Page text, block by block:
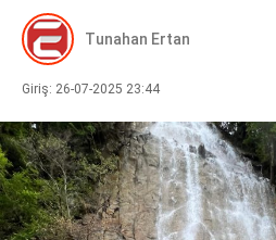
MAGAZIN
SIYASET
SAĞLIK
TEKNOLOJI
Tunahan Ertan
Giriş: 26-07-2025 23:44